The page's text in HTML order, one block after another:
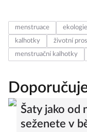
menstruace ekologie
kalhotky
životní
menstruační kalhotky
Šaty jako od
seženete v